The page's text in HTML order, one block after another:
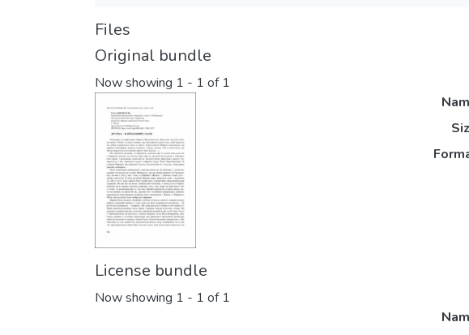
Files
Original bundle
Now showing 1 - 1 of 1
License bundle
Now showing 1 - 1 of 1